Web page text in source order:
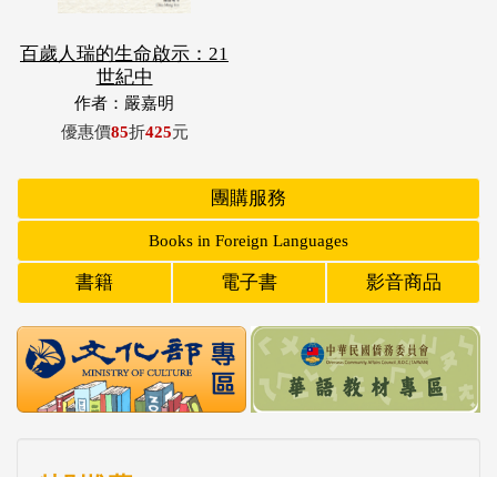
百歲人瑞的生命啟示：21
世紀中
作者：嚴嘉明
優惠價85折425元
團購服務
Books in Foreign Languages
書籍 電子書 影音商品